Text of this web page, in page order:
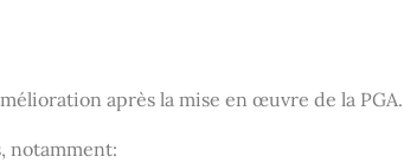
après la mise en œuvre de la PGA.
notamment: